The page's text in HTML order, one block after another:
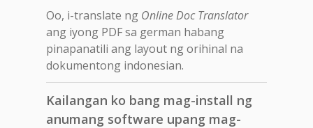
Oo, i-translate ng Online Doc Translator
ang iyong PDF sa german habang
pinapanatili ang layout ng orihinal na
dokumentong indonesian.
Kailangan ko bang mag-install ng
anumang software upang mag-